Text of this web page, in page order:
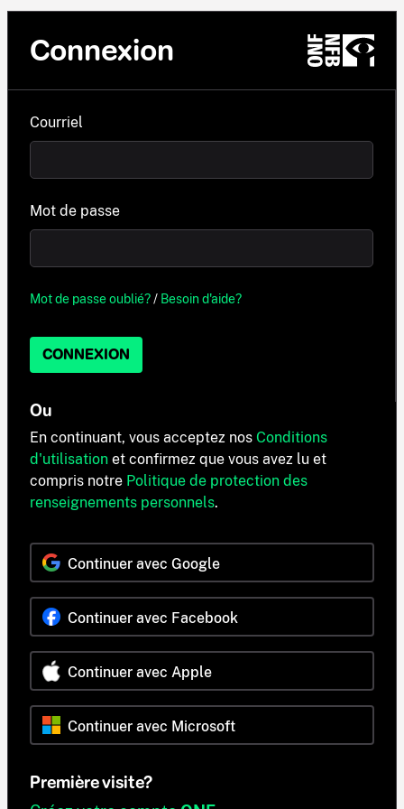
Connexion
Courriel
Mot de passe
Mot de passe oublié?/ Besoin d'aide?
CONNEXION
Ou
En continuant, vous acceptez nos Conditions
d'utilisation et confirmez que vous avez lu et
compris notre Politique de protection des
renseignements personnels.
Continuer avec Google
Continuer avec Facebook
Continuer avec Apple
Continuer avec Microsoft
Première visite?